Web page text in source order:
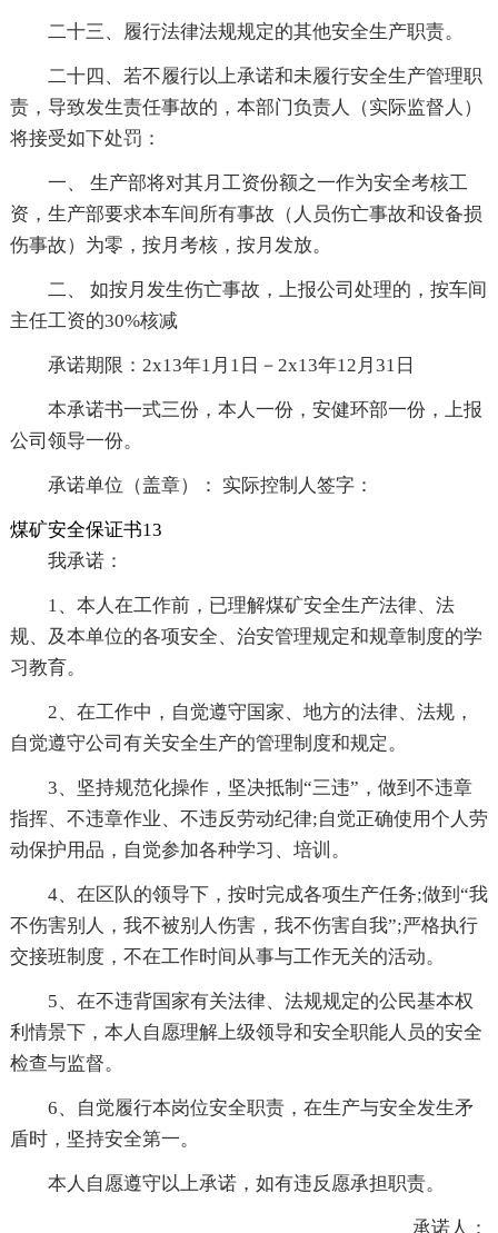
二十三、履行法律法规规定的其他安全生产职责。
二十四、若不履行以上承诺和未履行安全生产管理职
责，导致发生责任事故的，本部门负责人（实际监督人）
将接受如下处罚：
一、 生产部将对其月工资份额之一作为安全考核工
资，生产部要求本车间所有事故（人员伤亡事故和设备损
伤事故）为零，按月考核，按月发放。
二、 如按月发生伤亡事故，上报公司处理的，按车间
主任工资的30%核减
承诺期限：2x13年1月1日－2x13年12月31日
本承诺书一式三份，本人一份，安健环部一份，上报
公司领导一份。
承诺单位（盖章）： 实际控制人签字：
煤矿安全保证书13
我承诺：
1、本人在工作前，已理解煤矿安全生产法律、法
规、及本单位的各项安全、治安管理规定和规章制度的学
习教育。
2、在工作中，自觉遵守国家、地方的法律、法规，
自觉遵守公司有关安全生产的管理制度和规定。
3、坚持规范化操作，坚决抵制“三违”，做到不违章
指挥、不违章作业、不违反劳动纪律;自觉正确使用个人劳
动保护用品，自觉参加各种学习、培训。
4、在区队的领导下，按时完成各项生产任务;做到“我
不伤害别人，我不被别人伤害，我不伤害自我”;严格执行
交接班制度，不在工作时间从事与工作无关的活动。
5、在不违背国家有关法律、法规规定的公民基本权
利情景下，本人自愿理解上级领导和安全职能人员的安全
检查与监督。
6、自觉履行本岗位安全职责，在生产与安全发生矛
盾时，坚持安全第一。
本人自愿遵守以上承诺，如有违反愿承担职责。
承诺人：